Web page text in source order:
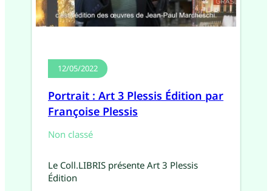
12/05/2022
Portrait : Art 3 Plessis Édition par
Françoise Plessis
Non classé
Le Coll.LIBRIS présente Art 3 Plessis
Édition